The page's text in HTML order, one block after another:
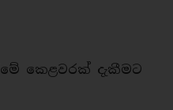
කෙළවරක් දැකීමට